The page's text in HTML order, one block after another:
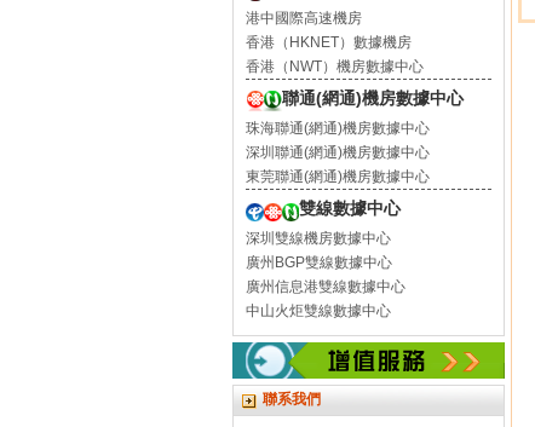
港中國際高速機房
香港（HKNET）數據機房
香港（NWT）機房數據中心
聯通(網通)機房數據中心
珠海聯通(網通)機房數據中心
深圳聯通(網通)機房數據中心
東莞聯通(網通)機房數據中心
雙線數據中心
深圳雙線機房數據中心
廣州BGP雙線數據中心
廣州信息港雙線數據中心
中山火炬雙線數據中心
聯系我們